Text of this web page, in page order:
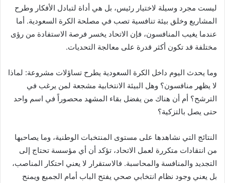
ليست مجرد وسيلة لاختيار رئيس، بل هي أداة لتبادل الأفكار وطرح
المشاريع وخلق بيئة تنافسية تصب في مصلحة الكرة السعودية. أما
عندما يغيب المنافسون، فإن الاتحاد يخسر فرصة الاستفادة من رؤى
مختلفة قد تكون أكثر قدرة على معالجة التحديات.
وما يحدث اليوم داخل الكرة السعودية يطرح تساؤلات مشروعة: لماذا
لا يظهر منافسون؟ وهل البيئة الانتخابية مشجعة لمن يرغب في
الترشح؟ أم أن هناك من يفضل بقاء المشهد محصوراً في اسم واحد
حتى يصل بالتزكية؟
النتائج التي نشاهدها على مستوى المنتخبات الوطنية، وما يصاحبها
من انتقادات متكررة لعمل الاتحاد، تؤكد أن أي مؤسسة تحتاج إلى
التجديد والمنافسة والمحاسبة. فالاستقرار لا يعني احتكار المناصب،
بل يعني وجود نظام انتخابي صحي يفتح الباب أمام الجميع ويمنح